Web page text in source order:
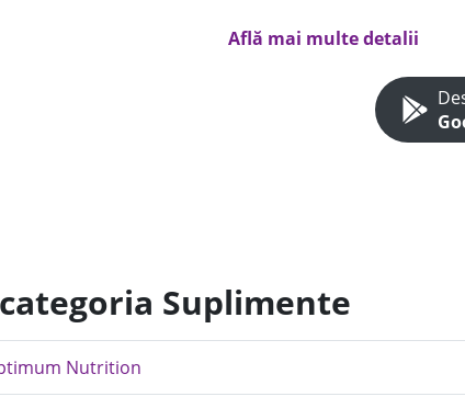
Află mai multe detalii
Suplimente
Nutrition